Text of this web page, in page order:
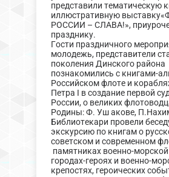
представили тематическую
иллюстративную
РОССИИ – СЛАВА!»,
празднику.
Гости праздничного
молодежь, представители
поколения Динского района
познакомились с книгами-
Российском флоте и
Петра I в создание первой
России, о великих
Родины: Ф. Уш акове,
Библиотекари провели
экскурсию по книгам о
советском и современном
памятниках военно-
городах-героях и военно-
крепостях, героических